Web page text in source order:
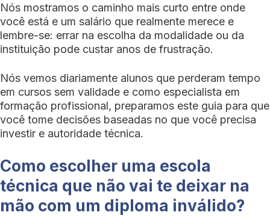
Nós mostramos o caminho mais curto entre onde
você está e um salário que realmente merece e
lembre-se: errar na escolha da modalidade ou da
instituição pode custar anos de frustração.
Nós vemos diariamente alunos que perderam tempo
em cursos sem validade e como especialista em
formação profissional, preparamos este guia para que
você tome decisões baseadas no que você precisa
investir e autoridade técnica.
Como escolher uma escola
técnica que não vai te deixar na
mão com um diploma inválido?